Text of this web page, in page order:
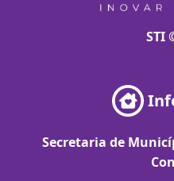
STI
Secretaria de